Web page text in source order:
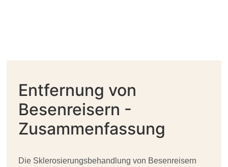
Entfernung von
Besenreisern -
Zusammenfassung
Die Sklerosierungsbehandlung von Besenreisern